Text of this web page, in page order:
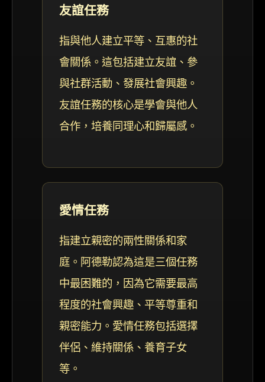
友誼任務
指與他人建立平等、互惠的社
會關係。這包括建立友誼、參
與社群活動、發展社會興趣。
友誼任務的核心是學會與他人
合作，培養同理心和歸屬感。
愛情任務
指建立親密的兩性關係和家
庭。阿德勒認為這是三個任務
中最困難的，因為它需要最高
程度的社會興趣、平等尊重和
親密能力。愛情任務包括選擇
伴侶、維持關係、養育子女
等。